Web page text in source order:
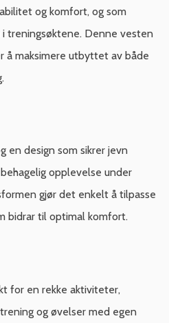
og komfort, og som
treningsøktene. Denne vesten
å maksimere utbyttet av både
en design som sikrer jevn
opplevelse under
gjør det enkelt å tilpasse
bidrar til optimal komfort.
for en rekke aktiviteter,
og øvelser med egen